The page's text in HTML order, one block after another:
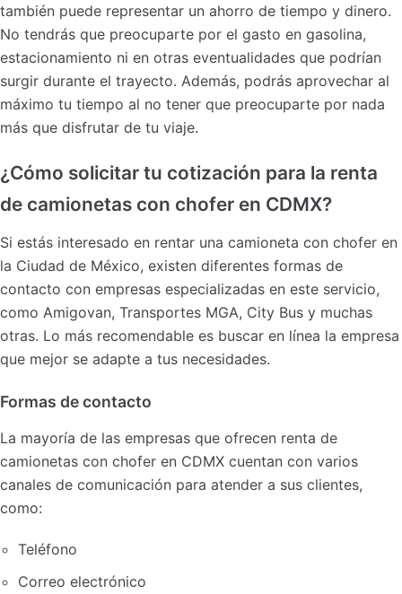
también puede representar un ahorro de tiempo y dinero.
No tendrás que preocuparte por el gasto en gasolina,
estacionamiento ni en otras eventualidades que podrían
surgir durante el trayecto. Además, podrás aprovechar al
máximo tu tiempo al no tener que preocuparte por nada
más que disfrutar de tu viaje.
¿Cómo solicitar tu cotización para la renta
de camionetas con chofer en CDMX?
Si estás interesado en rentar una camioneta con chofer en
la Ciudad de México, existen diferentes formas de
contacto con empresas especializadas en este servicio,
como Amigovan, Transportes MGA, City Bus y muchas
otras. Lo más recomendable es buscar en línea la empresa
que mejor se adapte a tus necesidades.
Formas de contacto
La mayoría de las empresas que ofrecen renta de
camionetas con chofer en CDMX cuentan con varios
canales de comunicación para atender a sus clientes,
como:
Teléfono
Correo electrónico